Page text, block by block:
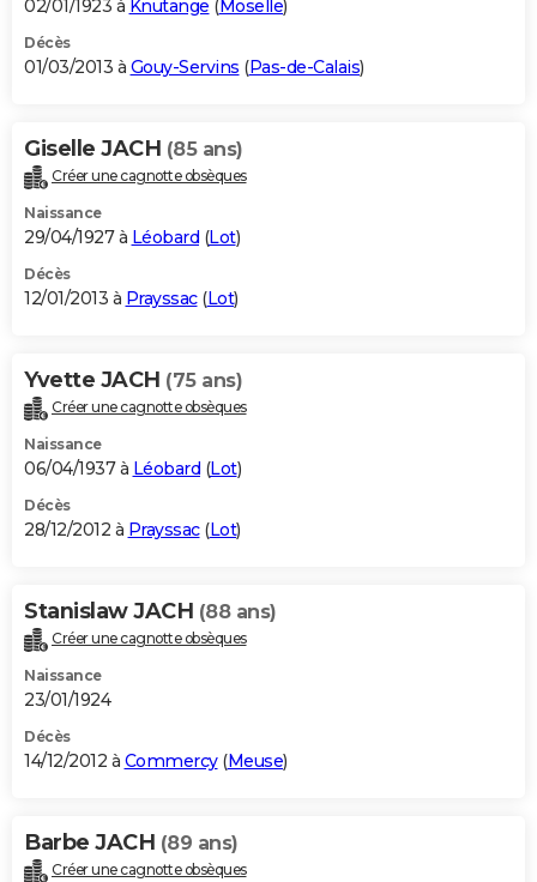
02/01/1923 à Knutange ( Moselle)
Décès
01/03/2013 à Gouy-Servins (Pas-de-Calais)
Giselle JACH (85 ans)
Créer une cagnotte obsèques
Naissance
29/04/1927 à Léobard (Lot)
Décès
12/01/2013 à Prayssac(Lot)
Yvette JACH (75 ans)
Créer une cagnotte obsèques
Naissance
06/04/1937 à Léobard (Lot)
Décès
28/12/2012 à Prayssac(Lot)
Stanislaw JACH (88 ans)
Créer une cagnotte obsèques
Naissance
23/01/1924
Décès
14/12/2012 à Commercy(Meuse)
Barbe JACH (89 ans)
Créer une cagnotte obsèques